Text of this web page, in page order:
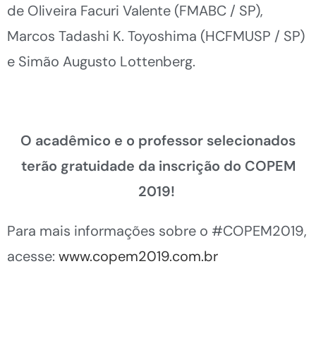
de Oliveira Facuri Valente (FMABC / SP),
Marcos Tadashi K. Toyoshima (HCFMUSP / SP)
e Simão Augusto Lottenberg.
O acadêmico e o professor selecionados
terão gratuidade da inscrição do COPEM
2019!
Para mais informações sobre o #COPEM2019,
acesse: www.copem2019.com.br